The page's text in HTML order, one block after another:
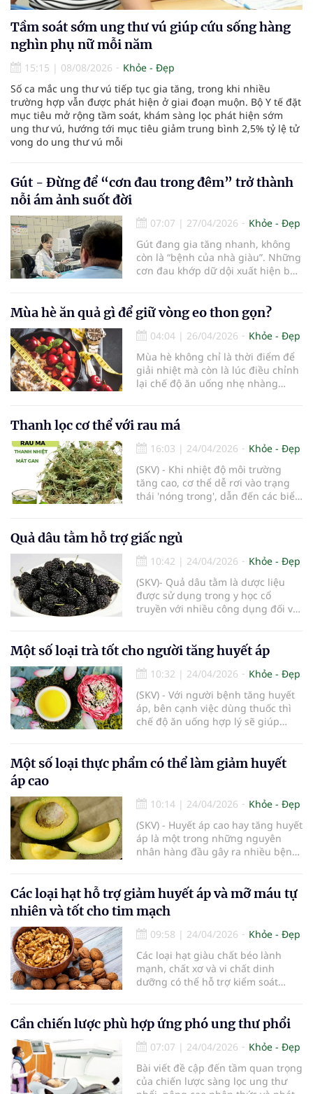
Tầm soát sớm ung thư vú giúp cứu sống hàng
nghìn phụ nữ mỗi năm
15:15 | 08/08/2026
Khỏe - Đẹp
Số ca mắc ung thư vú tiếp tục gia tăng, trong khi nhiều
trường hợp vẫn được phát hiện ở giai đoạn muộn. Bộ Y tế đặt
mục tiêu mở rộng tầm soát, khám sàng lọc phát hiện sớm
ung thư vú, hướng tới mục tiêu giảm trung bình 2,5% tỷ lệ tử
vong do ung thư vú mỗi
Gút - Đừng để “cơn đau trong đêm” trở thành
nỗi ám ảnh suốt đời
07:07 | 27/04/2026
Khỏe - Đẹp
Gút đang gia tăng nhanh, không
còn là “bệnh của nhà giàu”. Những
cơn đau khớp dữ dội xuất hiện bất
rối loạn chuyển hóa nguy hiểm, có
thể dẫn tới biến chứng thận, tim
mạch nếu không kiểm soát
Mùa hè ăn quả gì để giữ vòng eo thon gọn?
04:04 | 26/04/2026
Khỏe - Đẹp
Mùa hè không chỉ là thời điểm để
giải nhiệt mà còn là lúc điều chỉnh
lại chế độ ăn uống nhẹ nhàng
Thanh lọc cơ thể với rau má
16:03 | 24/04/2026
Khỏe - Đẹp
(SKV) - Khi nhiệt độ môi trường
tăng cao, cơ thể dễ rơi vào trạng
thái 'nóng trong', dẫn đến các biểu
má từ lâu đã được sử dụng giúp
giải nhiệt và thanh lọc cơ thể một
cách hiệu quả, an toàn
Quả dâu tằm hỗ trợ giấc ngủ
10:42 | 24/04/2026
Khỏe - Đẹp
(SKV)- Quả dâu tằm là dược liệu
được sử dụng trong y học cổ
truyền với nhiều công dụng đối với
trong dâu tằm có thể hỗ trợ cải
thiện chất lượng giấc ngủ, vì vậy
thường được sử dụng như một
biện pháp hỗ trợ tự nhiên.
Một số loại trà tốt cho người tăng huyết áp
10:32 | 24/04/2026
Khỏe - Đẹp
(SKV) - Với người bệnh tăng huyết
áp, bên cạnh việc dùng thuốc thì
chế độ ăn uống hợp lý sẽ giúp
Một số loại thực phẩm có thể làm giảm huyết
áp cao
10:14 | 24/04/2026
Khỏe - Đẹp
(SKV) - Huyết áp cao hay tăng huyết
áp là một trong những nguyên
nhân hàng đầu gây ra nhiều bệnh
Các loại hạt hỗ trợ giảm huyết áp và mỡ máu tự
nhiên và tốt cho tim mạch
09:58 | 24/04/2026
Khỏe - Đẹp
Các loại hạt giàu chất béo lành
mạnh, chất xơ và vi chất dinh
dưỡng có thể hỗ trợ kiểm soát
sức khỏe tim mạch một cách tự
nhiên.
Cần chiến lược phù hợp ứng phó ung thư phổi
07:07 | 24/04/2026
Khỏe - Đẹp
Bài viết đề cập đến tầm quan trọng
của chiến lược sàng lọc ung thư